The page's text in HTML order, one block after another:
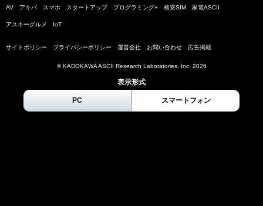
AV アキバ スマホ スタートアップ プログラミング+ 格安SIM 家電ASCII
アスキーグルメ IoT
サイトポリシー プライバシーポリシー 運営会社 お問い合わせ 広告掲載
© KADOKAWA ASCII Research Laboratories, Inc. 2026
表示形式
PC スマートフォン